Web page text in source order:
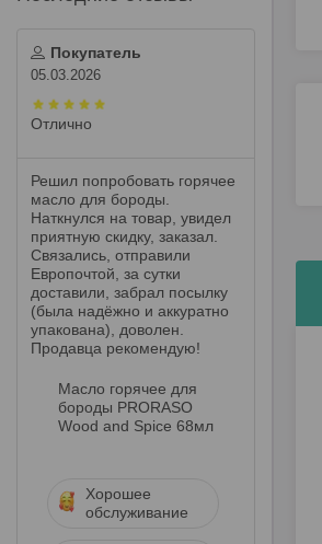
Покупатель
05.03.2026
Отлично
Решил попробовать горячее
масло для бороды.
Наткнулся на товар, увидел
приятную скидку, заказал.
Связались, отправили
Европочтой, за сутки
доставили, забрал посылку
(была надёжно и аккуратно
упакована), доволен.
Продавца рекомендую!
Масло горячее для
бороды PRORASO
Wood and Spice 68мл
Хорошее
обслуживание